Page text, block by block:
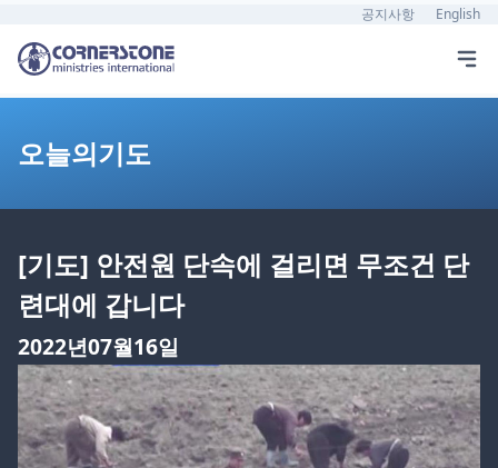
공지사항 English
오늘의기도
[기도] 안전원 단속에 걸리면 무조건 단
련대에 갑니다
2022년07월16일